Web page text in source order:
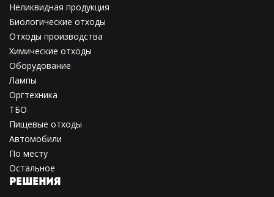
Неликвидная продукция
Биологические отходы
Отходы производства
Химические отходы
Оборудование
Лампы
Оргтехника
ТБО
Пищевые отходы
Автомобили
По месту
Остальное
РЕШЕНИЯ